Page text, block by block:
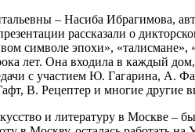
– Насиба Ибрагимова,
рассказали о
символе эпохи»,
лет. Она входила в каждый
с участием Ю. Гагарина, А.
В. Рецептер и многие другие
и литературу в Москве –